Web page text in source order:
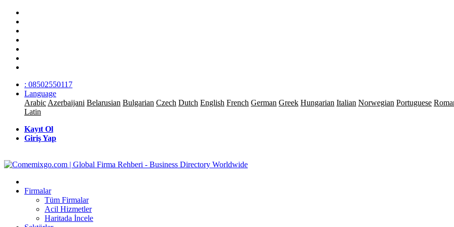
: 08502550117
Language
Arabic Azerbaijani Belarusian Bulgarian Czech Dutch English French German Greek Hungarian Italian Norwegian Portuguese
Latin
Kayıt Ol
Giriş Yap
Firmalar
Tüm Firmalar
Acil Hizmetler
Haritada İncele